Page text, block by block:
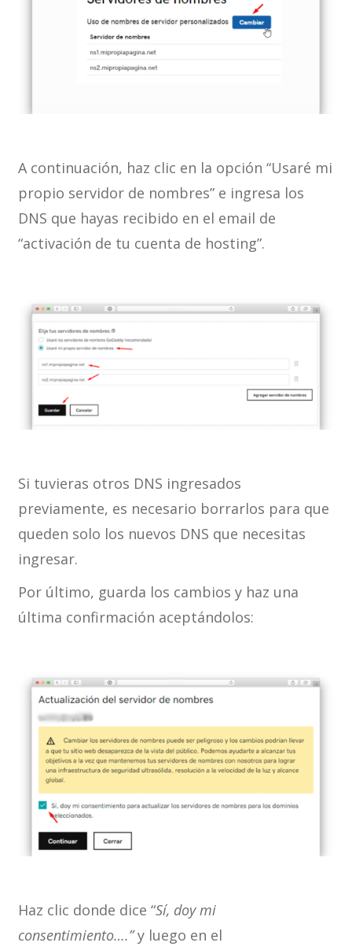
A continuación, haz clic en la opción “Usaré mi
propio servidor de nombres” e ingresa los
DNS que hayas recibido en el email de
“activación de tu cuenta de hosting”.
Si tuvieras otros DNS ingresados
previamente, es necesario borrarlos para que
queden solo los nuevos DNS que necesitas
ingresar.
Por último, guarda los cambios y haz una
última confirmación aceptándolos:
Haz clic donde dice “Sí, doy mi
consentimiento….”y luego en el